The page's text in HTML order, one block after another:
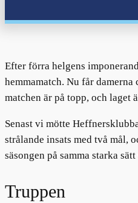
Efter förra helgens
hemmamatch. Nu får
matchen är på topp, och laget
Senast vi mötte
strålande insats med två mål,
säsongen på samma starka
Truppen